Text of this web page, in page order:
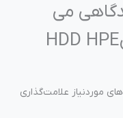
می
نویسد “هارد سرور اچ پیHDD HPE
موردنیاز علامت‌گذاری